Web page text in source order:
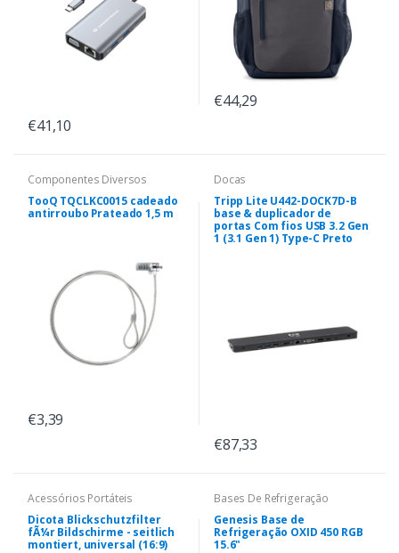
€41,10
€44,29
Componentes Diversos
TooQ TQCLKC0015 cadeado
antirroubo Prateado 1,5 m
€3,39
Docas
Tripp Lite U442-DOCK7D-B
base & duplicador de
portas Com fios USB 3.2 Gen
1 (3.1 Gen 1) Type-C Preto
€87,33
Acessórios Portáteis
Dicota Blickschutzfilter
fÃ¼r Bildschirme - seitlich
montiert, universal (16:9)
Bases De Refrigeração
Genesis Base de
Refrigeração OXID 450 RGB
15.6"